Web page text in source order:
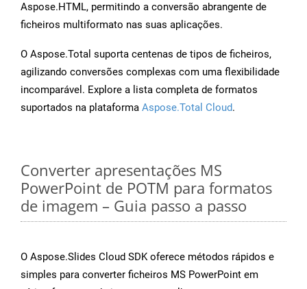
Aspose.HTML, permitindo a conversão abrangente de
ficheiros multiformato nas suas aplicações.
O Aspose.Total suporta centenas de tipos de ficheiros,
agilizando conversões complexas com uma flexibilidade
incomparável. Explore a lista completa de formatos
suportados na plataforma Aspose.Total Cloud.
Converter apresentações MS
PowerPoint de POTM para formatos
de imagem – Guia passo a passo
O Aspose.Slides Cloud SDK oferece métodos rápidos e
simples para converter ficheiros MS PowerPoint em